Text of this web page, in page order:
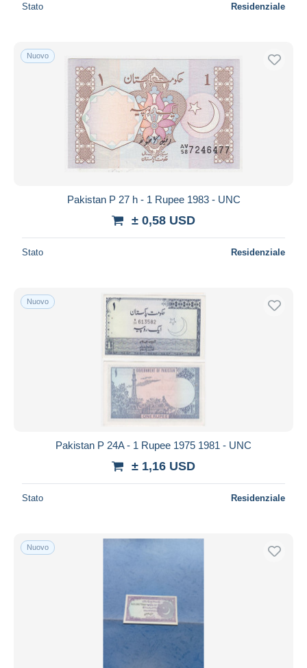
Stato Residenziale
Nuovo
Pakistan P 27 h - 1 Rupee 1983 - UNC
± 0,58 USD
Stato Residenziale
Nuovo
Pakistan P 24A - 1 Rupee 1975 1981 - UNC
± 1,16 USD
Stato Residenziale
Nuovo